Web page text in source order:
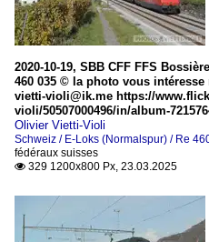
2020-10-19, SBB CFF FFS
460 035 © la photo vous
vietti-violi@ik.me https://
violi/50507000496/in/album-
Olivier Vietti-Violi
Schweiz / E-Loks (Normalspur) / Re
fédéraux suisses
 329 1200x800 Px, 23.03.2025